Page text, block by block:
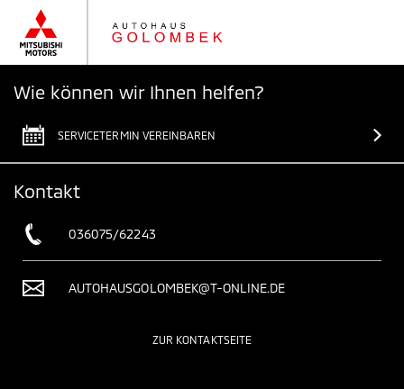
Wie können wir Ihnen helfen?
SERVICETERMIN VEREINBAREN
Kontakt
036075/62243
AUTOHAUSGOLOMBEK@T-ONLINE.DE
ZUR KONTAKTSEITE